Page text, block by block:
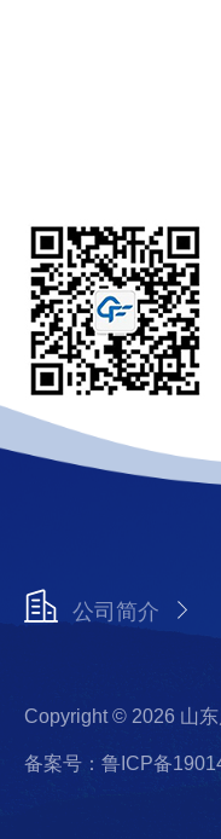
公司简介
Copyright © 2026 山
备案号：鲁ICP备